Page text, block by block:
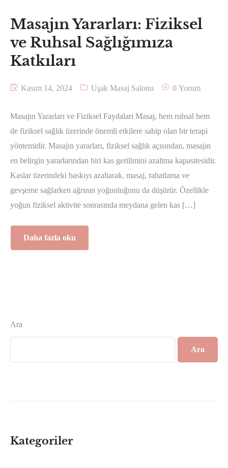
Masajın Yararları: Fiziksel
ve Ruhsal Sağlığımıza
Katkıları
Kasım 14, 2024 Uşak Masaj Salonu 0 Yorum
Masajın Yararları ve Fiziksel Faydaları Masaj, hem ruhsal hem
de fiziksel sağlık üzerinde önemli etkilere sahip olan bir terapi
yöntemidir. Masajın yararları, fiziksel sağlık açısından, masajın
en belirgin yararlarından biri kas gerilimini azaltma kapasitesidir.
Kaslar üzerindeki baskıyı azaltarak, masaj, rahatlama ve
gevşeme sağlarken ağrının yoğunluğunu da düşürür. Özellikle
yoğun fiziksel aktivite sonrasında meydana gelen kas […]
Daha fazla oku
Ara
Ara
Kategoriler